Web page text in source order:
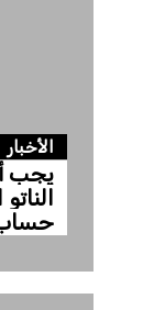
الأخبار
يجب
حساب